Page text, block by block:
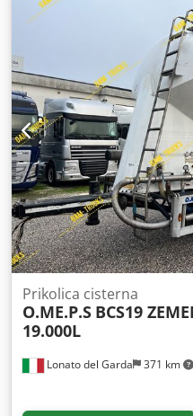
Lonato del Garda 371 km
Prikolica cisterna
O.ME.P.S BCS19
19.000L